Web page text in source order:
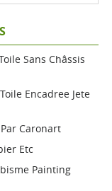
Sans Châssis
Encadree Jete
Caronart
Etc
Painting